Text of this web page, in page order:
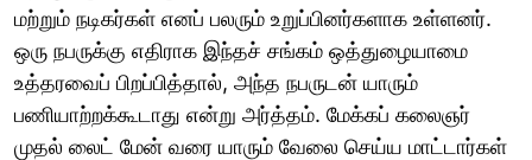
மற்றும் நடிகர்கள் எனப் பலரும் உறுப்பினர்களாக உள்ளனர்.
ஒரு நபருக்கு எதிராக இந்தச் சங்கம் ஒத்துழையாமை
உத்தரவைப் பிறப்பித்தால், அந்த நபருடன் யாரும்
பணியாற்றக்கூடாது என்று அர்த்தம். மேக்கப் கலைஞர்
முதல் லைட் மேன் வரை யாரும் வேலை செய்ய மாட்டார்கள்